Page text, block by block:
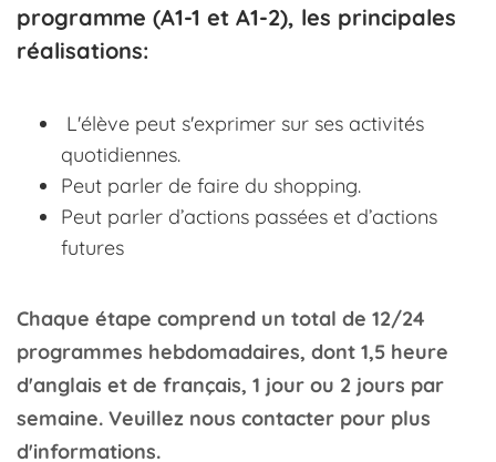
programme (A1-1 et A1-2), les principales
réalisations:
L'élève peut s'exprimer sur ses activités
quotidiennes.
Peut parler de faire du shopping.
Peut parler d’actions passées et d’actions
futures
Chaque étape comprend un total de 12/24
programmes hebdomadaires, dont 1,5 heure
d'anglais et de français, 1 jour ou 2 jours par
semaine. Veuillez nous contacter pour plus
d'informations.